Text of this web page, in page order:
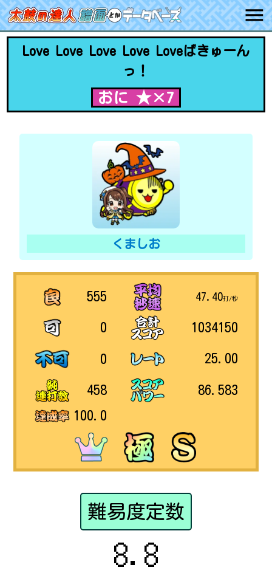
Love Love Love Love Loveばきゅーん
っ！
おに ★×7
くましお
555
0
0
458
100.0
47.40打/秒
1034150
25.00
86.583
難易度定数
8.8